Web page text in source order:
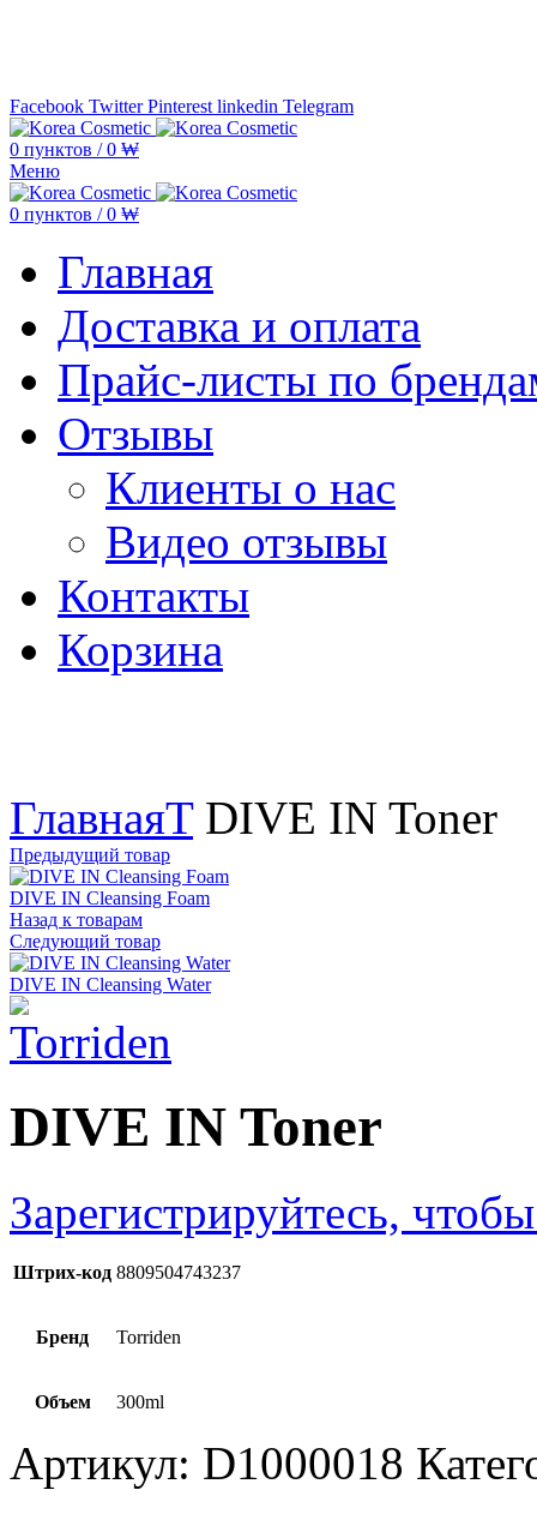
Facebook Twitter Pinterest linkedin Telegram
0 пунктов / 0 ₩
Меню
0 пунктов / 0 ₩
Главная
Доставка и оплата
Прайс-листы по
Отзывы
Клиенты о нас
Видео отзывы
Контакты
Корзина
ГлавнаяTDIVE IN Toner
Предыдущий товар
DIVE IN Cleansing Foam
Назад к товарам
Следующий товар
DIVE IN Cleansing Water
DIVE IN Toner
Зарегистрируйтесь,
Штрих-код 8809504743237
Бренд Torriden
Объем 300ml
Артикул: D1000018